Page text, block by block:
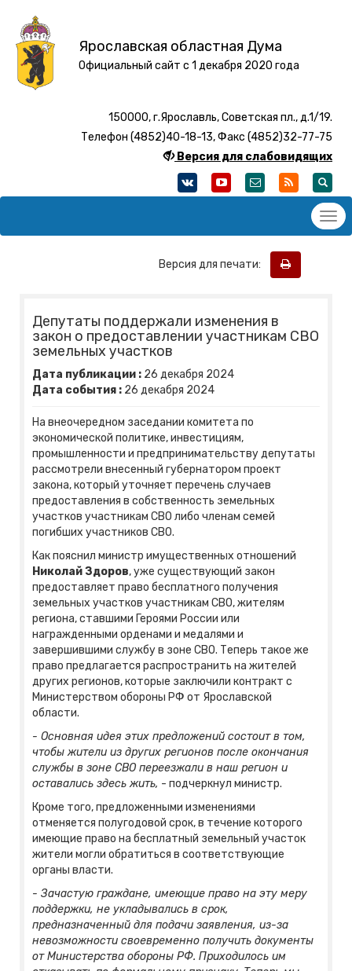
Ярославская областная Дума
Официальный сайт с 1 декабря 2020 года
150000, г.Ярославль, Советская пл., д.1/19.
Телефон (4852)40-18-13, Факс (4852)32-77-75
Версия для слабовидящих
Версия для печати:
Депутаты поддержали изменения в
закон о предоставлении участникам СВО
земельных участков
Дата публикации : 26 декабря 2024
Дата события : 26 декабря 2024
На внеочередном заседании комитета по
экономической политике, инвестициям,
промышленности и предпринимательству депутаты
рассмотрели внесенный губернатором проект
закона, который уточняет перечень случаев
предоставления в собственность земельных
участков участникам СВО либо членам семей
погибших участников СВО.
Как пояснил министр имущественных отношений
Николай Здоров, уже существующий закон
предоставляет право бесплатного получения
земельных участков участникам СВО, жителям
региона, ставшими Героями России или
награжденными орденами и медалями и
завершившими службу в зоне СВО. Теперь такое же
право предлагается распространить на жителей
других регионов, которые заключили контракт с
Министерством обороны РФ от Ярославской
области.
- Основная идея этих предложений состоит в том,
чтобы жители из других регионов после окончания
службы в зоне СВО переезжали в наш регион и
оставались здесь жить, - подчеркнул министр.
Кроме того, предложенными изменениями
отменяется полугодовой срок, в течение которого
имеющие право на бесплатный земельный участок
жители могли обратиться в соответствующие
органы власти.
- Зачастую граждане, имеющие право на эту меру
поддержки, не укладывались в срок,
предназначенный для подачи заявления, из-за
невозможности своевременно получить документы
от Министерства обороны РФ. Приходилось им